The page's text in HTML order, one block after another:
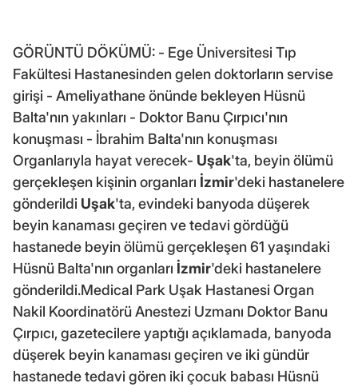
GÖRÜNTÜ DÖKÜMÜ: - Ege Üniversitesi Tıp
Fakültesi Hastanesinden gelen doktorların servise
girişi - Ameliyathane önünde bekleyen Hüsnü
Balta'nın yakınları - Doktor Banu Çırpıcı'nın
konuşması - İbrahim Balta'nın konuşması
Organlarıyla hayat verecek- Uşak'ta, beyin ölümü
gerçekleşen kişinin organları İzmir'deki hastanelere
gönderildi Uşak'ta, evindeki banyoda düşerek
beyin kanaması geçiren ve tedavi gördüğü
hastanede beyin ölümü gerçekleşen 61 yaşındaki
Hüsnü Balta'nın organları İzmir'deki hastanelere
gönderildi.Medical Park Uşak Hastanesi Organ
Nakil Koordinatörü Anestezi Uzmanı Doktor Banu
Çırpıcı, gazetecilere yaptığı açıklamada, banyoda
düşerek beyin kanaması geçiren ve iki gündür
hastanede tedavi gören iki çocuk babası Hüsnü